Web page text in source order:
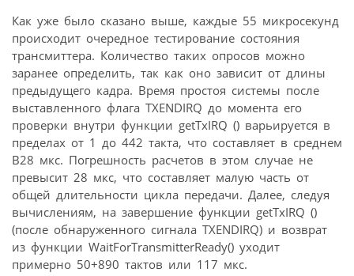
Как уже было сказано выше, каждые 55 микросекунд
происходит очередное тестирование состояния
трансмиттера. Количество таких опросов можно
заранее определить, так как оно зависит от длины
предыдущего кадра. Время простоя системы после
выставленного флага TXENDIRQ до момента его
проверки внутри функции getTxIRQ () варьируется в
пределах от 1 до 442 такта, что составляет в среднем
В28 мкс. Погрешность расчетов в этом случае не
превысит 28 мкс, что составляет малую часть от
общей длительности цикла передачи. Далее, следуя
вычислениям, на завершение функции getTxIRQ ()
(после обнаруженного сигнала TXENDIRQ) и возврат
из функции WaitForTransmitterReady() уходит
примерно 50+890 тактов или 117 мкс.